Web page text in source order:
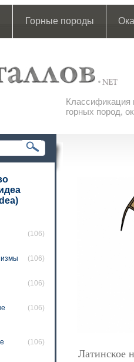
Горные породы
Классификация
горных пород,
(106)
(106)
(106)
(106)
(106)
Латинское